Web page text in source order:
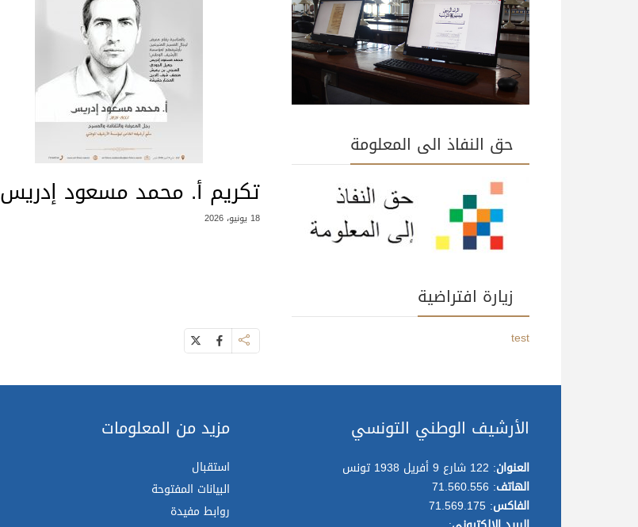
تكريم أ. محمد مسعود إدريس
18 يونيو، 2026
حق النفاذ الى المعلومة
زيارة افتراضية
test
مزيد من المعلومات
استقبال
البيانات المفتوحة
روابط مفيدة
الأرشيف الوطني التونسي
العنوان: 122 شارع 9 أفريل 1938 تونس
الهاتف: 71.560.556
الفاكس: 71.569.175